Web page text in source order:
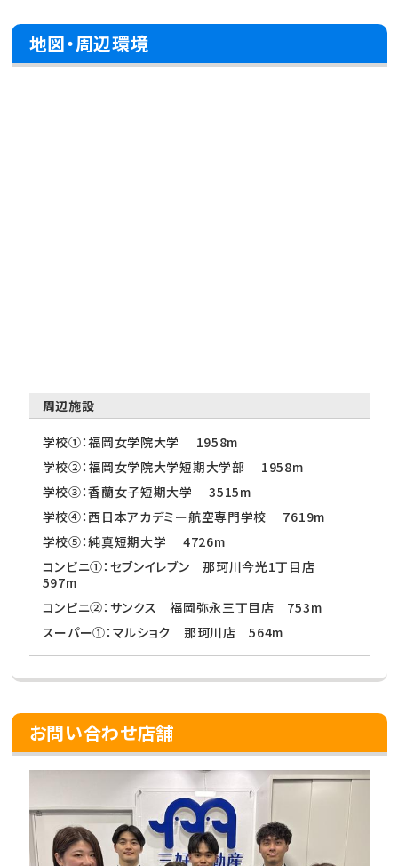
地図・周辺環境
周辺施設
学校①：福岡女学院大学 1958m
学校②：福岡女学院大学短期大学部 1958m
学校③：香蘭女子短期大学 3515m
学校④：西日本アカデミー航空専門学校 7619m
学校⑤：純真短期大学 4726m
コンビニ①：セブンイレブン 那珂川今光1丁目店
597m
コンビニ②：サンクス 福岡弥永三丁目店 753m
スーパー①：マルショク 那珂川店 564m
お問い合わせ店舗